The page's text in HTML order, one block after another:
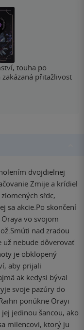
touha po
přitažlivost
dvojdielnej
Zmije a krídiel
sŕdc,
sa akcie.Po skončení
vo svojom
nad zradou
už nebude dôverovať
je obklopený
aby prijali
ak kedysi býval
svoje pazúry do
ponúkne Orayi
jedinou šancou, ako
milencovi, ktorý ju